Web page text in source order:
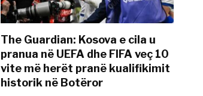
The Guardian: Kosova e cila u
pranua në UEFA dhe FIFA veç 10
vite më herët pranë kualifikimit
historik në Botëror